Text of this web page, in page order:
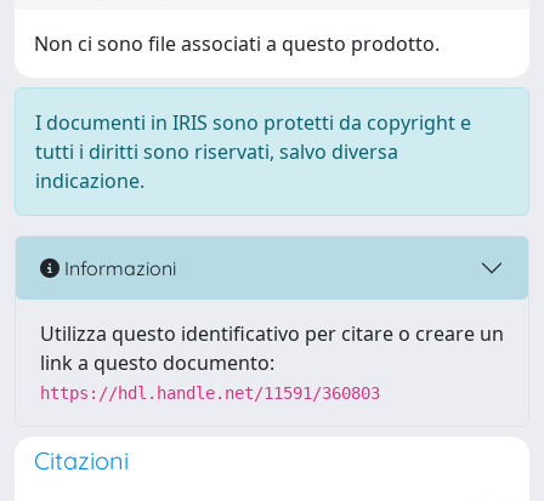
Non ci sono file associati a questo prodotto.
I documenti in IRIS sono protetti da copyright e
tutti i diritti sono riservati, salvo diversa
indicazione.
Informazioni
Utilizza questo identificativo per citare o creare un
link a questo documento:
https://hdl.handle.net/11591/360803
Citazioni